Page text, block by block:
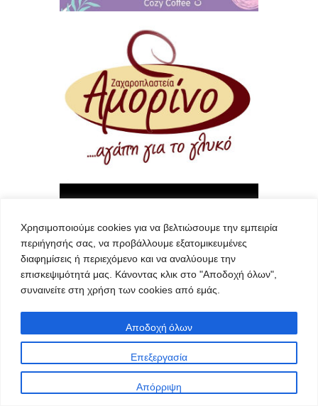
Χρησιμοποιούμε cookies για να βελτιώσουμε την εμπειρία
περιήγησής σας, να προβάλλουμε εξατομικευμένες
διαφημίσεις ή περιεχόμενο και να αναλύουμε την
επισκεψιμότητά μας. Κάνοντας κλικ στο "Αποδοχή όλων",
συναινείτε στη χρήση των cookies από εμάς.
Επεξεργασία
Απόρριψη
Αποδοχή όλων